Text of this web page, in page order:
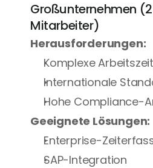
Großunternehmen
Mitarbeiter)
Herausforderungen:
Komplexe
Internationale
Hohe Compliance-
Geeignete Lösungen:
Enterprise-
SAP-Integration